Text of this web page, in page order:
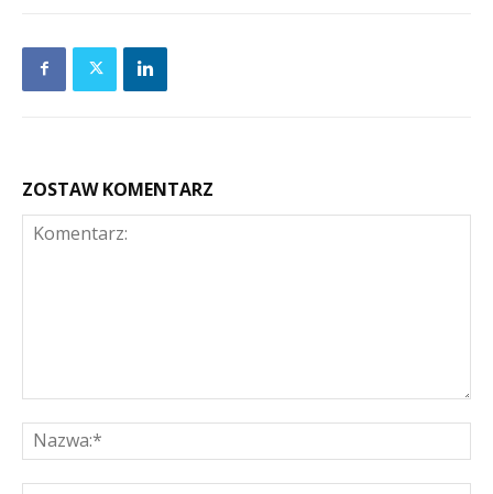
ZOSTAW KOMENTARZ